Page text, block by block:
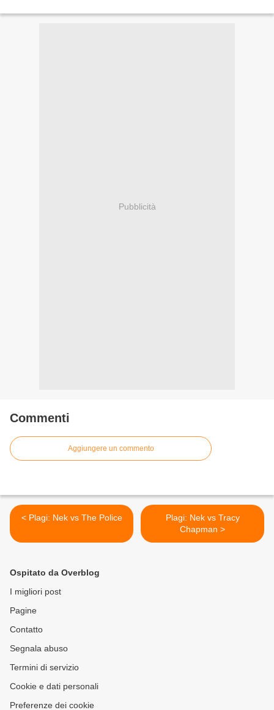
Pubblicità
Commenti
Aggiungere un commento
< Plagi: Nek vs The Police
Plagi: Nek vs Tracy
Chapman >
Ospitato da Overblog
I migliori post
Pagine
Contatto
Segnala abuso
Termini di servizio
Cookie e dati personali
Preferenze dei cookie